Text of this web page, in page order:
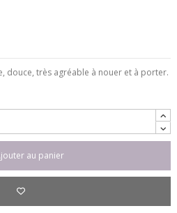
douce, très agréable à nouer et à porter.
au panier